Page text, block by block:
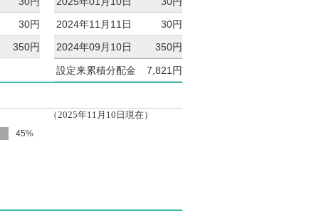
30円
350円
2024年11月11日
30円
2024年09月10日
350円
設定来累積分配金 7,821円
（2025年11月10日現在）
45%